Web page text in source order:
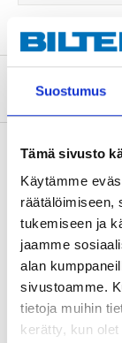
Suostumus
Tämä sivusto
Käytämme
räätälöimiseen,
tukemiseen ja
jaamme
alan
sivustoamme.
tietoja muihin
kerätty, kun
Tietoa
Osta
Muut